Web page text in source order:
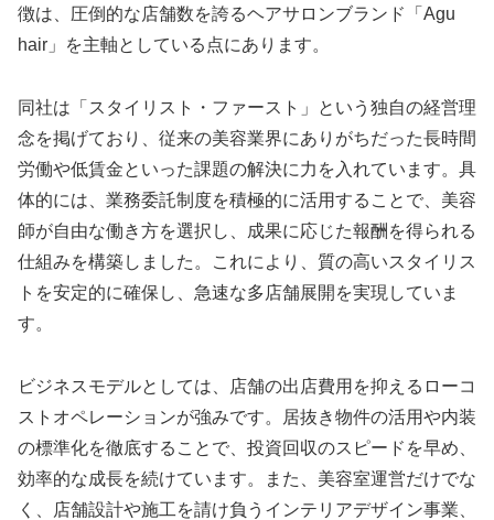
徴は、圧倒的な店舗数を誇るヘアサロンブランド「Agu
hair」を主軸としている点にあります。
同社は「スタイリスト・ファースト」という独自の経営理
念を掲げており、従来の美容業界にありがちだった長時間
労働や低賃金といった課題の解決に力を入れています。具
体的には、業務委託制度を積極的に活用することで、美容
師が自由な働き方を選択し、成果に応じた報酬を得られる
仕組みを構築しました。これにより、質の高いスタイリス
トを安定的に確保し、急速な多店舗展開を実現していま
す。
ビジネスモデルとしては、店舗の出店費用を抑えるローコ
ストオペレーションが強みです。居抜き物件の活用や内装
の標準化を徹底することで、投資回収のスピードを早め、
効率的な成長を続けています。また、美容室運営だけでな
く、店舗設計や施工を請け負うインテリアデザイン事業、